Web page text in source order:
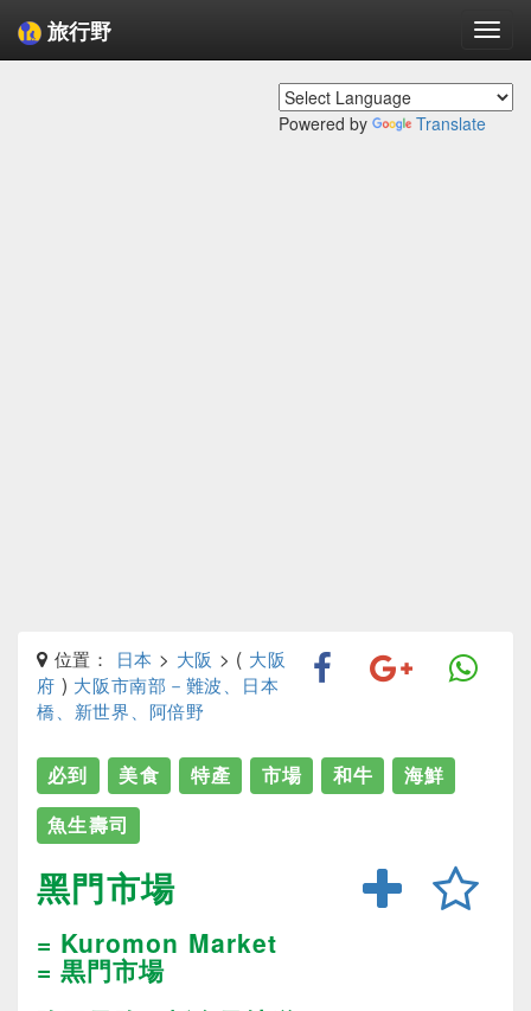
旅行野
Powered by Translate
位置： 日本 > 大阪 > ( 大阪
府 ) 大阪市南部－難波、日本
橋、新世界、阿倍野
必到 美食 特產 市場 和牛
海鮮
魚生壽司
黑門市場
= Kuromon Market
= 黒門市場